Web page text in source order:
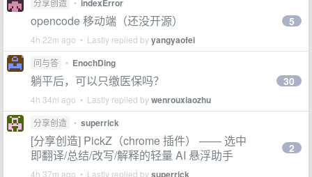
分享创造 • indexError
opencode 移动端（还没开源）
4h 22m ago • Lastly replied byyangyaofei
5
问与答 • EnochDing
躺平后，可以只缴医保吗？
4h 34m ago • Lastly replied bywenrouxiaozhu
30
分享创造 • superrick
[分享创造] PickZ（chrome 插件） —— 选中
即翻译/总结/改写/解释的轻量 AI 悬浮助手
4h 37m ago • Lastly replied bysuperrick
2